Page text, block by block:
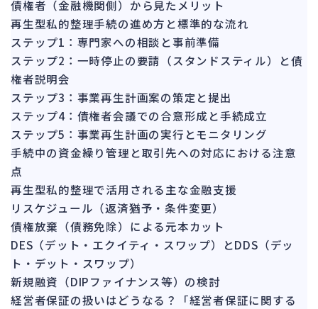
手続 664
私的整理 142
債権者対応
換価・競売 54
債権者（金融機関側）から見たメリット
再生型私的整理手続の進め方と標準的な流れ
ステップ1：専門家への相談と事前準備
ステップ2：一時停止の要請（スタンドスティル）と債
権者説明会
ステップ3：事業再生計画案の策定と提出
ステップ4：債権者会議での合意形成と手続成立
ステップ5：事業再生計画の実行とモニタリング
手続中の資金繰り管理と取引先への対応における注意
点
再生型私的整理で活用される主な金融支援
リスケジュール（返済猶予・条件変更）
債権放棄（債務免除）による元本カット
DES（デット・エクイティ・スワップ）とDDS（デッ
ト・デット・スワップ）
新規融資（DIPファイナンス等）の検討
経営者保証の扱いはどうなる？「経営者保証に関する